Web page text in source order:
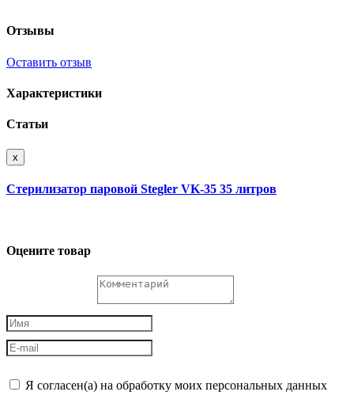
Отзывы
Оставить отзыв
Характеристики
Статьи
x
Стерилизатор паровой Stegler VK-35 35 литров
Оцените товар
Я согласен(а) на обработку моих персональных данных